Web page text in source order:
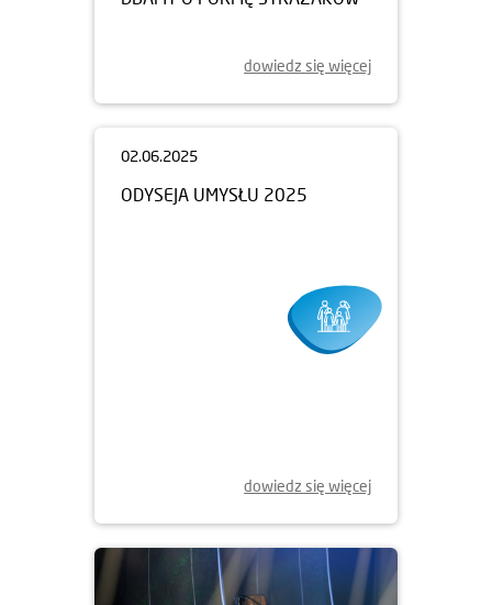
dowiedz się więcej
dowiedz się więcej